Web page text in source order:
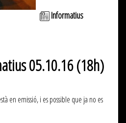
Informatius
05.10.16 (18h)
en emissió, i es possible que ja no es